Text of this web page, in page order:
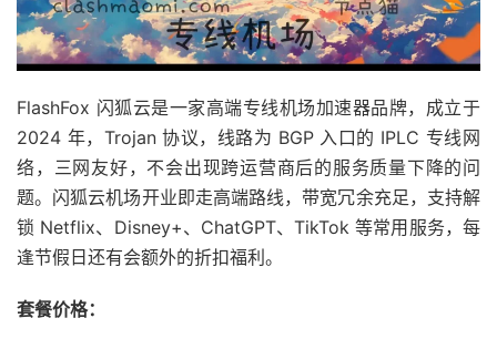
FlashFox 闪狐云是一家高端专线机场加速器品牌，成立于
2024 年，Trojan 协议，线路为 BGP 入口的 IPLC 专线网
络，三网友好，不会出现跨运营商后的服务质量下降的问
题。闪狐云机场开业即走高端路线，带宽冗余充足，支持解
锁 Netflix、Disney+、ChatGPT、TikTok 等常用服务，每
逢节假日还有会额外的折扣福利。
套餐价格：